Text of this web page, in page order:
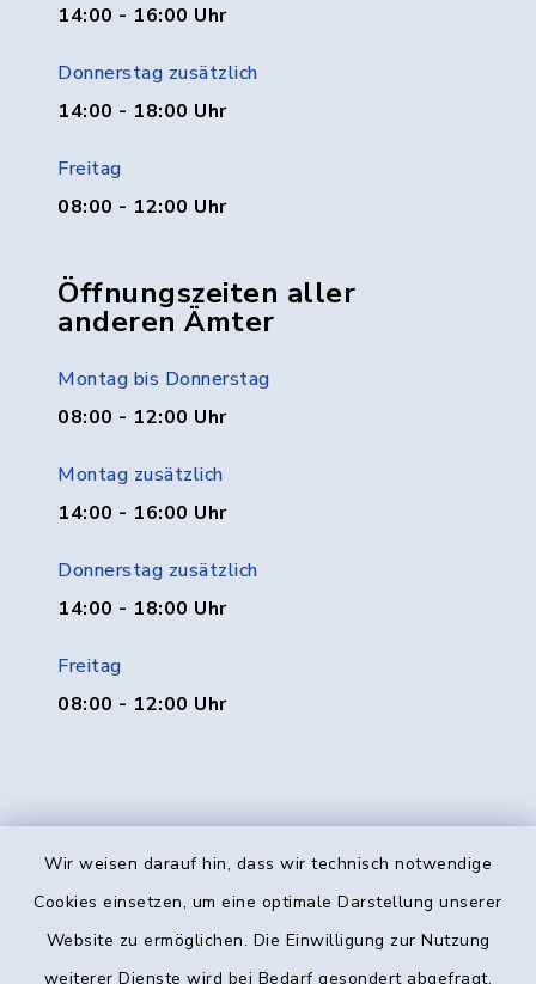
Wir weisen darauf hin, dass wir technisch notwendige
Cookies einsetzen, um eine optimale Darstellung unserer
Website zu ermöglichen. Die Einwilligung zur Nutzung
weiterer Dienste wird bei Bedarf gesondert abgefragt.
14:00 - 16:00 Uhr
Donnerstag zusätzlich
14:00 - 18:00 Uhr
Freitag
08:00 - 12:00 Uhr
Öffnungszeiten aller
anderen Ämter
Montag bis Donnerstag
08:00 - 12:00 Uhr
Montag zusätzlich
14:00 - 16:00 Uhr
Donnerstag zusätzlich
14:00 - 18:00 Uhr
Freitag
08:00 - 12:00 Uhr
Kontakt